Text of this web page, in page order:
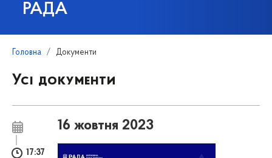
РАДА
Головна Документи
Усі документи
16 жовтня 2023
17:37